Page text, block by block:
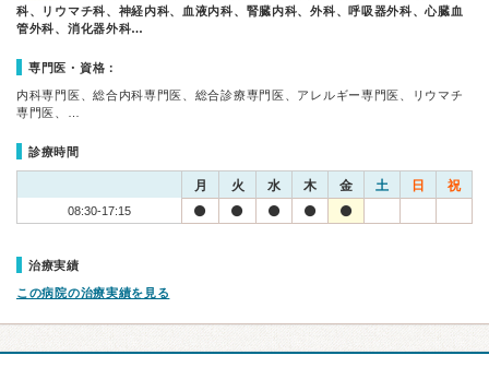
科、リウマチ科、神経内科、血液内科、腎臓内科、外科、呼吸器外科、心臓血
管外科、消化器外科…
専門医・資格：
内科専門医、総合内科専門医、総合診療専門医、アレルギー専門医、リウマチ
専門医、…
診療時間
月 火 水 木 金 土 日 祝
08:30-17:15
治療実績
この病院の治療実績を見る